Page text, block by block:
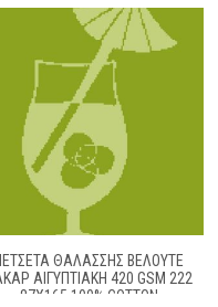
ΘΑΛΑΣΣΗΣ ΒΕΛΟΥΤΕ
ΑΙΓΥΠΤΙΑΚΉ 420 GSM 222
87X165 100% COTTON